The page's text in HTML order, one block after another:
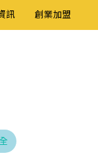
訊 創業加盟
票、折讓與銷貨退回